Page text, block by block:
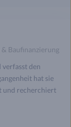
Baufinanzierung
den
hat sie
und recherchiert